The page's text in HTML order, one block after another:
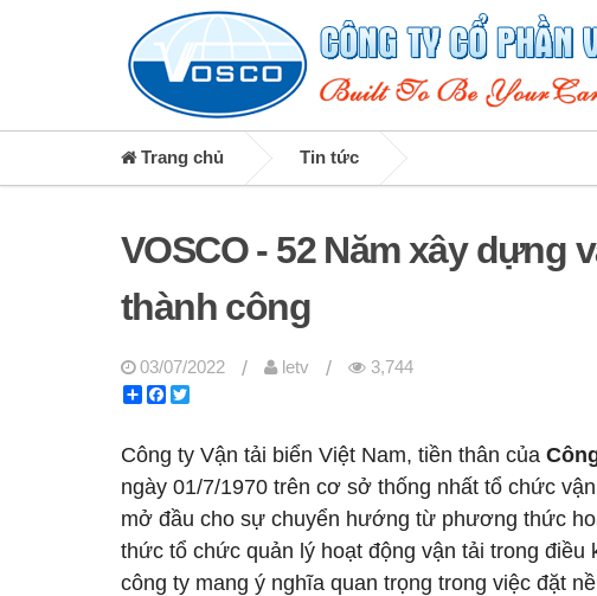
Trang chủ Tin tức
VOSCO - 52 Năm xây dựng
thành công
03/07/2022 / letv /
3,744
ShareFacebook
Công ty Vận tải biển Việt Nam, tiền thân của
ngày 01/7/1970 trên cơ sở thống nhất tổ chức
mở đầu cho sự chuyển hướng từ phương thức
thức tổ chức quản lý hoạt động vận tải trong
công ty mang ý nghĩa quan trọng trong việc đặt